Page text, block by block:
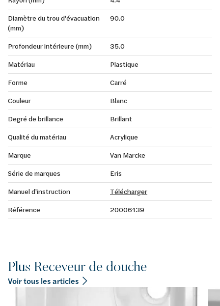
Diamètre du trou d'évacuation
(mm)
90.0
Profondeur intérieure (mm)
35.0
Matériau
Plastique
Forme
Carré
Couleur
Blanc
Degré de brillance
Brillant
Qualité du matériau
Acrylique
Marque
Van Marcke
Série de marques
Eris
Manuel d'instruction
Télécharger
Référence
20006139
Plus Receveur de douche
Voir tous les articles